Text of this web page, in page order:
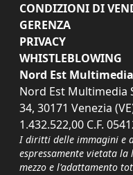
CONDIZIONI DI
GERENZA
PRIVACY
WHISTLEBLOWING
Nord Est
Nord Est Multimedia
34, 30171 Venezia
1.432.522,00 C.F.
I diritti delle immagini e
espressamente vietata
mezzo e l'adattamento